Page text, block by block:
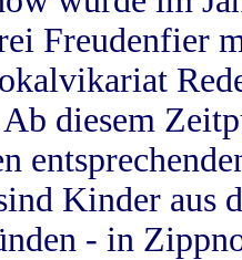
Freudenfier
diesem
Kinder aus
- in